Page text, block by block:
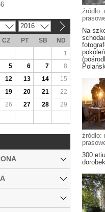
źródło:
Na
źródło:
300
2016
CZ PT SB
ND
1
5 6 7
8
12 13 14
15
19 20 21
22
26 27 28
29